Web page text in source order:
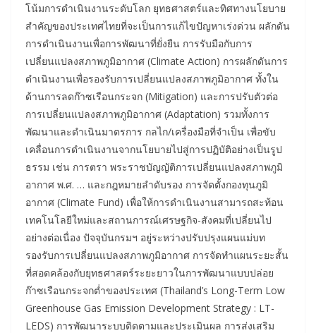
โน้มการดำเนินงานระดับโลก ยุทธศาสตร์และทิศทางนโยบาย
สำคัญของประเทศไทยที่จะเป็นการแก้ไขปัญหาเร่งด่วน ผลักดัน
การดำเนินงานเพื่อการพัฒนาที่ยั่งยืน การรับมือกับการ
เปลี่ยนแปลงสภาพภูมิอากาศ (Climate Action) การผลักดันการ
ดำเนินงานเพื่อรองรับการเปลี่ยนแปลงสภาพภูมิอากาศ ทั้งใน
ด้านการลดก๊าซเรือนกระจก (Mitigation) และการปรับตัวต่อ
การเปลี่ยนแปลงสภาพภูมิอากาศ (Adaptation) รวมทั้งการ
พัฒนาและดำเนินมาตรการ กลไก/เครื่องมือที่จำเป็น เพื่อขับ
เคลื่อนการดำเนินงานจากนโยบายไปสู่การปฏิบัติอย่างเป็นรูป
ธรรม เช่น การตรา พระราชบัญญัติการเปลี่ยนแปลงสภาพภูมิ
อากาศ พ.ศ. … และกฎหมายลำดับรอง การจัดตั้งกองทุนภูมิ
อากาศ (Climate Fund) เพื่อให้การดำเนินงานสามารถสะท้อน
เทคโนโลยีใหม่และสถานการณ์เศรษฐกิจ-สังคมที่เปลี่ยนไป
อย่างต่อเนื่อง ปัจจุบันกรมฯ อยู่ระหว่างปรับปรุงแผนแม่บท
รองรับการเปลี่ยนแปลงสภาพภูมิอากาศ การจัดทำแผนระยะสั้น
ที่สอดคล้องกับยุทธศาสตร์ระยะยาวในการพัฒนาแบบปล่อย
ก๊าซเรือนกระจกต่ำของประเทศ (Thailand’s Long-Term Low
Greenhouse Gas Emission Development Strategy : LT-
LEDS) การพัฒนาระบบติดตามและประเมินผล การส่งเสริม